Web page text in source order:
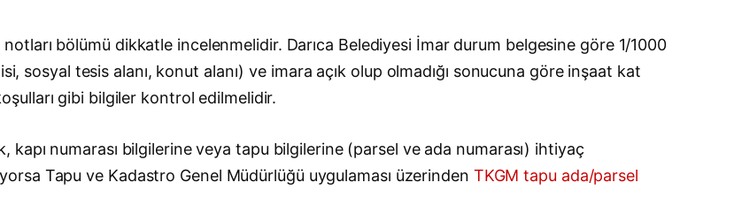
bölümü dikkatle incelenmelidir. Darıca Belediyesi İmar durum belgesine göre 1/1000
sosyal tesis alanı, konut alanı) ve imara açık olup olmadığı sonucuna göre inşaat kat
gibi bilgiler kontrol edilmelidir.
kapı numarası bilgilerine veya tapu bilgilerine (parsel ve ada numarası) ihtiyaç
Tapu ve Kadastro Genel Müdürlüğü uygulaması üzerinden TKGM tapu ada/parsel